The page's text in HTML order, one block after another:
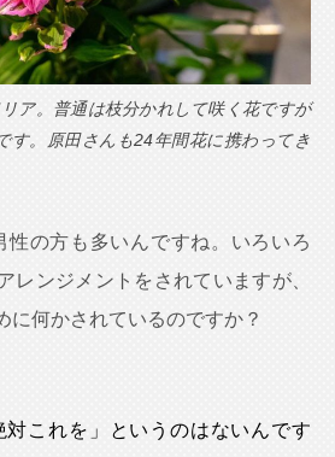
ア。普通は枝分かれして咲く花ですが
す。原田さんも24年間花に携わってき
性の方も多いんですね。いろいろ
レンジメントをされていますが、
に何かされているのですか？
対これを」というのはないんです